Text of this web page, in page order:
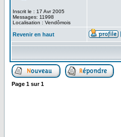
Inscrit le : 17 Avr 2005
Messages: 11998
Localisation : Vendômois
Revenir en haut
Page 1 sur1